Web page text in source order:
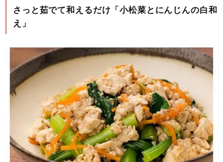
さっと茹でて和えるだけ「小松菜とにんじんの白和
え」